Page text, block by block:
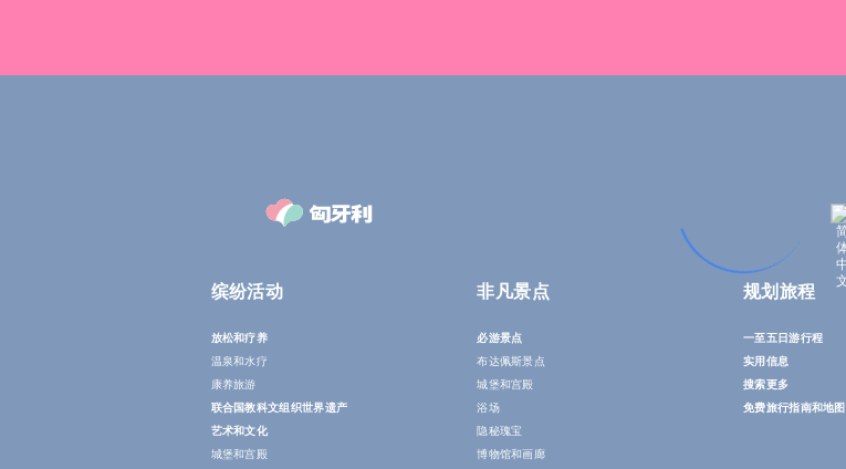
缤纷活动
放松和疗养
温泉和水疗
康养旅游
联合国教科文组织世界遗产
艺术和文化
城堡和宫殿
非凡景点
必游景点
布达佩斯景点
城堡和宫殿
浴场
隐秘瑰宝
博物馆和画廊
规划旅程
一至五日游行程
实用信息
搜索更多
免费旅行指南和地图